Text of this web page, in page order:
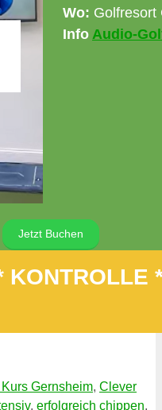
Wo: Golfresort
Info Audio-
Jetzt Buchen
KONTROLLE
Gernsheim, Clever
, erfolgreich chippen,